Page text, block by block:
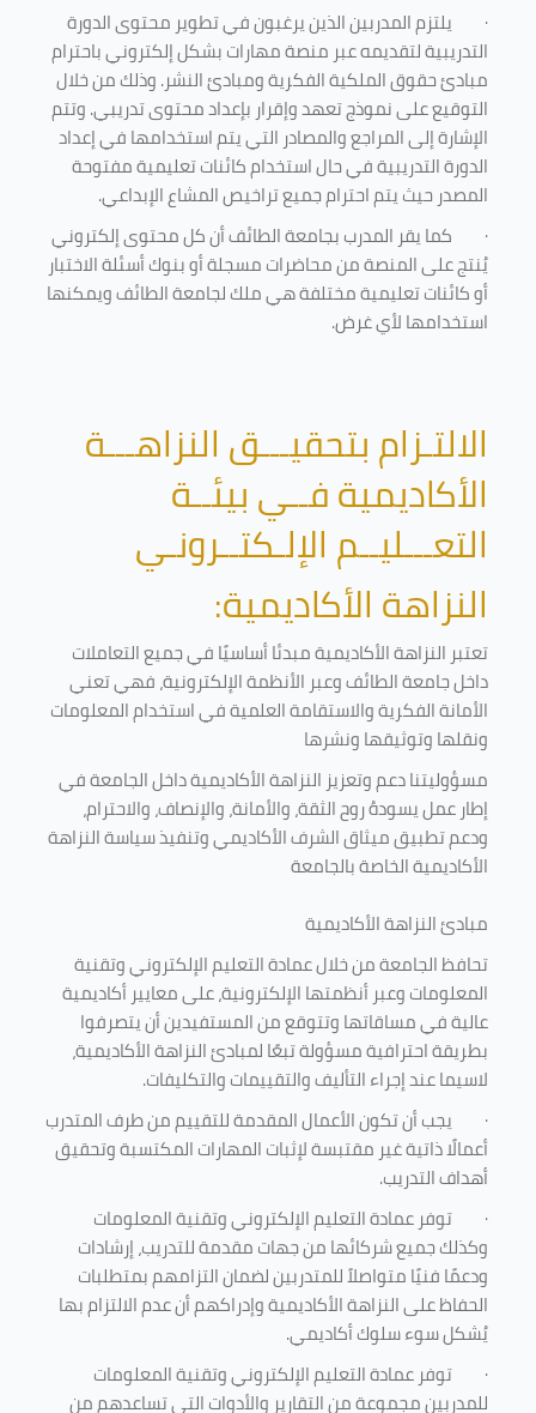
· يلتزم المدربين الذين يرغبون في تطوير محتوى الدورة
التدريبية لتقديمه عبر منصة مهارات بشكل إلكتروني باحترام
مبادئ حقوق الملكية الفكرية ومبادئ النشر. وذلك من خلال
التوقيع على نموذج تعهد وإقرار بإعداد محتوى تدريبي. وتتم
الإشارة إلى المراجع والمصادر التي يتم استخدامها في إعداد
الدورة التدريبية في حال استخدام كائنات تعليمية مفتوحة
المصدر حيث يتم احترام جميع تراخيص المشاع الإبداعي.
· كما يقر المدرب بجامعة الطائف أن كل محتوى إلكتروني
يُنتج على المنصة من محاضرات مسجلة أو بنوك أسئلة الاختبار
أو كائنات تعليمية مختلفة هي ملك لجامعة الطائف ويمكنها
استخدامها لأي غرض.
الالتـزام بتحقيـــق النزاهـــة
الأكاديمية فــي بيئــة
التعـــليــم الإلـكتــرونـي
النزاهة الأكاديمية:
تعتبر النزاهة الأكاديمية مبدئا أساسيًا في جميع التعاملات
داخل جامعة الطائف وعبر الأنظمة الإلكترونية، فهي تعني
الأمانة الفكرية والاستقامة العلمية في استخدام المعلومات
ونقلها وتوثيقها ونشرها
مسؤوليتنا دعم وتعزيز النزاهة الأكاديمية داخل الجامعة في
إطار عمل يسودهُ روح الثقة، والأمانة، والإنصاف، والاحترام،
ودعم تطبيق ميثاق الشرف الأكاديمي وتنفيذ سياسة النزاهة
الأكاديمية الخاصة بالجامعة
مبادئ النزاهة الأكاديمية
تحافظ الجامعة من خلال عمادة التعليم الإلكتروني وتقنية
المعلومات وعبر أنظمتها الإلكترونية، على معايير أكاديمية
عالية في مساقاتها وتتوقع من المستفيدين أن يتصرفوا
بطريقة احترافية مسؤولة تبعًا لمبادئ النزاهة الأكاديمية،
لاسيما عند إجراء التأليف والتقييمات والتكليفات.
· يجب أن تكون الأعمال المقدمة للتقييم من طرف المتدرب
أعمالًا ذاتية غير مقتبسة لإثبات المهارات المكتسبة وتحقيق
أهداف التدريب.
· توفر عمادة التعليم الإلكتروني وتقنية المعلومات
وكذلك جميع شركائها من جهات مقدمة للتدريب، إرشادات
ودعمًا فنيًا متواصلاً للمتدربين لضمان التزامهم بمتطلبات
الحفاظ على النزاهة الأكاديمية وإدراكهم أن عدم الالتزام بها
يُشكل سوء سلوك أكاديمي.
· توفر عمادة التعليم الإلكتروني وتقنية المعلومات
للمدربين مجموعة من التقارير والأدوات التي تساعدهم من